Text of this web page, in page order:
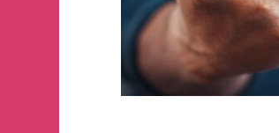
Channel photo updated
¡HOY UFC VEGAS 100!
MAGNY vs PRATES